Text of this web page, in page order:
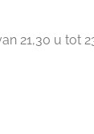
21,30 u tot